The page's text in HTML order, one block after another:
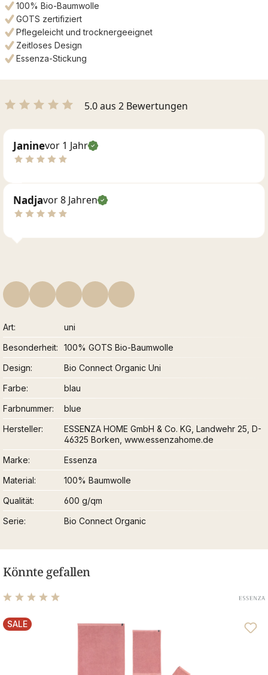
100% Bio-Baumwolle
GOTS zertifiziert
Pflegeleicht und trocknergeeignet
Zeitloses Design
Essenza-Stickung
5.0 aus 2 Bewertungen
Janinevor 1 Jahr
Nadjavor 8 Jahren
Art
uni
Besonderheit
100% GOTS Bio-Baumwolle
Design
Bio Connect Organic Uni
Farbe
blau
Farbnummer
blue
Hersteller
ESSENZA HOME GmbH & Co. KG, Landwehr 25, D-
46325 Borken, www.essenzahome.de
Marke
Essenza
Material
100% Baumwolle
Qualität
600 g/qm
Serie
Bio Connect Organic
Könnte gefallen
RABATT
SALE